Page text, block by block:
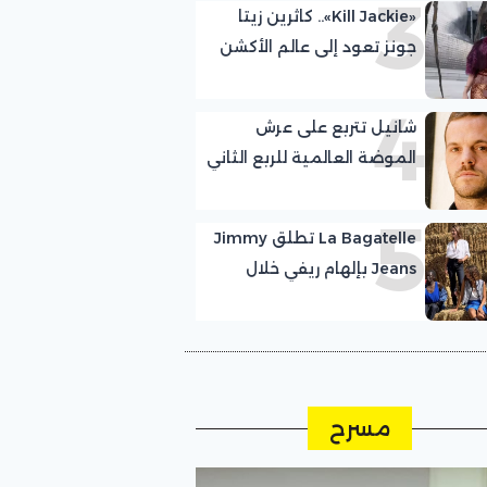
3
«Kill Jackie».. كاثرين زيتا
جونز تعود إلى عالم الأكشن
4
شانيل تتربع على عرش
الموضة العالمية للربع الثاني
5
La Bagatelle تطلق Jimmy
Jeans بإلهام ريفي خلال
مسرح